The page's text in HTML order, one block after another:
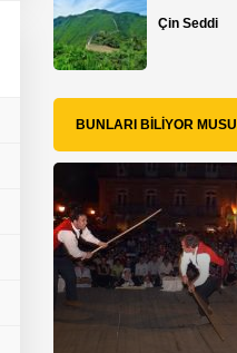
Çin Seddi
BUNLARI BILIYOR